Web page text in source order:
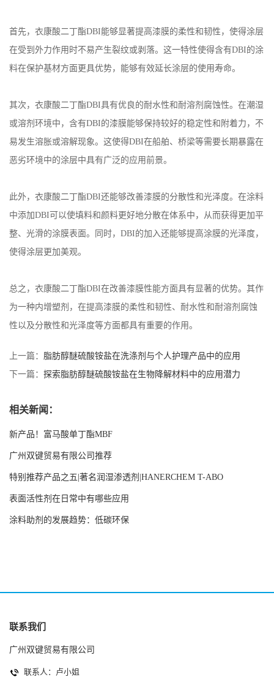
首先，衣康酸二丁酯DBI能够显著提高漆膜的柔性和韧性，使得涂层
在受到外力作用时不易产生裂纹或剥落。这一特性使得含有DBI的涂
料在保护基材方面更具优势，能够有效延长涂层的使用寿命。
其次，衣康酸二丁酯DBI具有优良的耐水性和耐溶剂腐蚀性。在潮湿
或溶剂环境中，含有DBI的漆膜能够保持较好的稳定性和附着力，不
易发生溶胀或溶解现象。这使得DBI在船舶、桥梁等需要长期暴露在
恶劣环境中的涂层中具有广泛的应用前景。
此外，衣康酸二丁酯DBI还能够改善漆膜的分散性和光泽度。在涂料
中添加DBI可以使填料和颜料更好地分散在体系中，从而获得更加平
整、光滑的涂膜表面。同时，DBI的加入还能够提高涂膜的光泽度，
使得涂层更加美观。
总之，衣康酸二丁酯DBI在改善漆膜性能方面具有显著的优势。其作
为一种内增塑剂，在提高漆膜的柔性和韧性、耐水性和耐溶剂腐蚀
性以及分散性和光泽度等方面都具有重要的作用。
上一篇： 脂肪醇醚硫酸铵盐在洗涤剂与个人护理产品中的应用
下一篇： 探索脂肪醇醚硫酸铵盐在生物降解材料中的应用潜力
相关新闻：
新产品！富马酸单丁酯MBF
广州双键贸易有限公司推荐
特别推荐产品之五|著名润湿渗透剂|HANERCHEM T-ABO
表面活性剂在日常中有哪些应用
涂料助剂的发展趋势：低碳环保
联系我们
广州双键贸易有限公司
联系人：卢小姐